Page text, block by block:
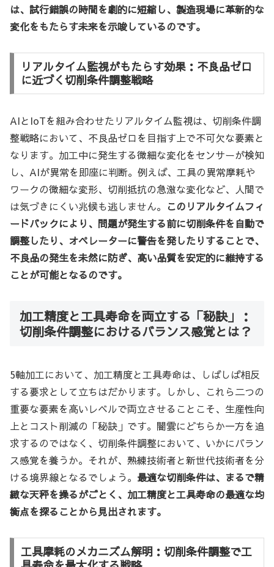
は、試行錯誤の時間を劇的に短縮し、製造現場に革新的な
変化をもたらす未来を示唆しているのです。
リアルタイム監視がもたらす効果：不良品ゼロ
に近づく切削条件調整戦略
AIとIoTを組み合わせたリアルタイム監視は、切削条件調
整戦略において、不良品ゼロを目指す上で不可欠な要素と
なります。加工中に発生する微細な変化をセンサーが検知
し、AIが異常を即座に判断。例えば、工具の異常摩耗や
ワークの微細な変形、切削抵抗の急激な変化など、人間で
は気づきにくい兆候も逃しません。 このリアルタイムフィ
ードバックにより、問題が発生する前に切削条件を自動で
調整したり、オペレーターに警告を発したりすることで、
不良品の発生を未然に防ぎ、高い品質を安定的に維持する
ことが可能となるのです。
加工精度と工具寿命を両立する「秘訣」：
切削条件調整におけるバランス感覚とは？
5軸加工において、加工精度と工具寿命は、しばしば相反
する要求として立ちはだかります。しかし、これら二つの
重要な要素を高いレベルで両立させることこそ、生産性向
上とコスト削減の「秘訣」です。闇雲にどちらか一方を追
求するのではなく、切削条件調整において、いかにバラン
ス感覚を養うか。それが、熟練技術者と新世代技術者を分
ける境界線となるでしょう。 最適な切削条件は、まるで精
緻な天秤を操るがごとく、加工精度と工具寿命の最適な均
衡点を探ることから見出されます。
工具摩耗のメカニズム解明：切削条件調整で工